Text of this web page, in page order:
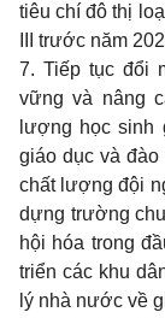
tiêu chí đô thị
III trước năm
7. Tiếp tục đổi
vững và nâng
lượng học sinh
giáo dục và
chất lượng đội
dựng trường
hội hóa trong
triển các khu
lý nhà nước về